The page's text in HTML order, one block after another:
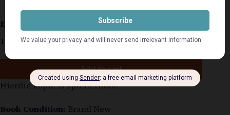
Estimated delivery: 2–9 business days
1 in stock
Add to cart
Hierdie kopie is splinternuut.
Book Condition: Brand New